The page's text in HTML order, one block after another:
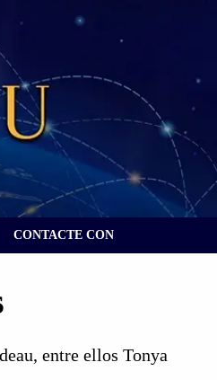
CONTACTE CON
entre ellos Tonya